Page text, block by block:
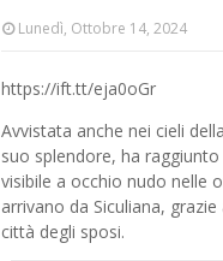
Lunedì, Ottobre 14, 2024
https://ift.tt/eja0oGr
Avvistata anche nei cieli
suo splendore, ha
visibile a occhio nudo nelle
arrivano da Siculiana,
città degli sposi.